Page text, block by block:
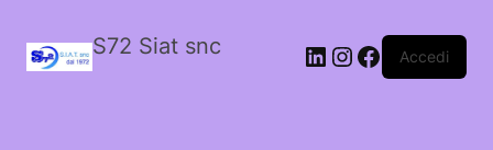
S72 Siat snc LinkedIn
Instagram
Facebook
Accedi